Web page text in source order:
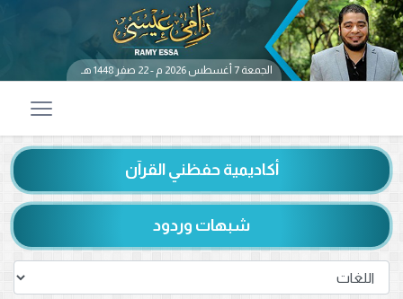
الجمعة 7 أغسطس 2026 م - 22 صفر 1448 هـ
أكاديمية حفظني القرآن
شبهات وردود